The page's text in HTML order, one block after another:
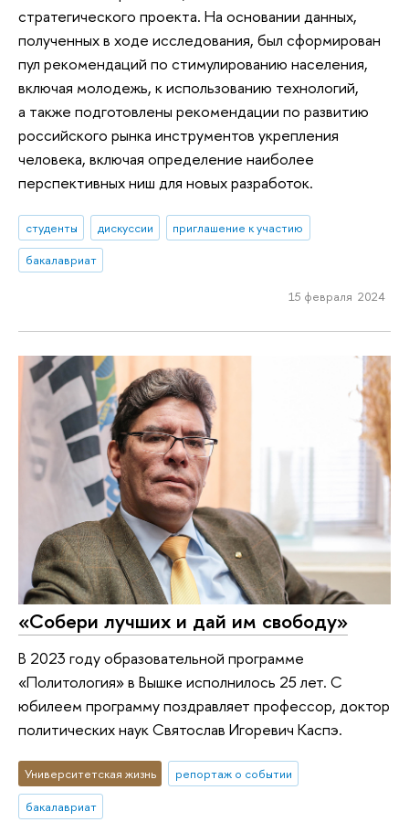
стратегического проекта. На основании данных,
полученных в ходе исследования, был сформирован
пул рекомендаций по стимулированию населения,
включая молодежь, к использованию технологий,
а также подготовлены рекомендации по развитию
российского рынка инструментов укрепления
человека, включая определение наиболее
перспективных ниш для новых разработок.
студенты дискуссии
приглашение к участию
бакалавриат
15 февраля 2024
«Собери лучших и дай им свободу»
В 2023 году образовательной программе
«Политология» в Вышке исполнилось 25 лет. С
юбилеем программу поздравляет профессор, доктор
политических наук Святослав Игоревич Каспэ.
Университетская жизнь
репортаж о событии
бакалавриат